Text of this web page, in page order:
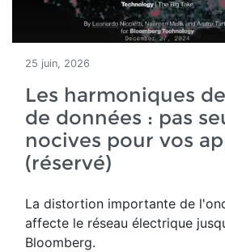
25 juin, 2026
Les harmoniques
de données : pas
nocives pour vos
(réservé)
La distortion importante de
affecte le réseau électrique
Bloomberg.